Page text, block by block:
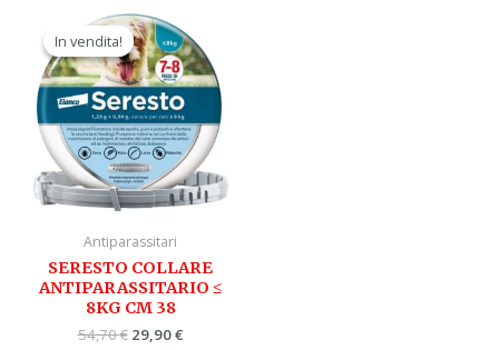
In vendita!
In vendita!
Antiparassitari
SERESTO COLLARE
ANTIPARASSITARIO ≤
8KG CM 38
54,70€
Il
prezzo
originale
era:
54,70 €.
29,90€
prezzo
attuale
è:
29,90 €.